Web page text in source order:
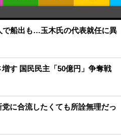
で船出も…玉木氏の代表就任に異
す 国民民主「50億円」争奪戦
に合流したくても所詮無理だっ